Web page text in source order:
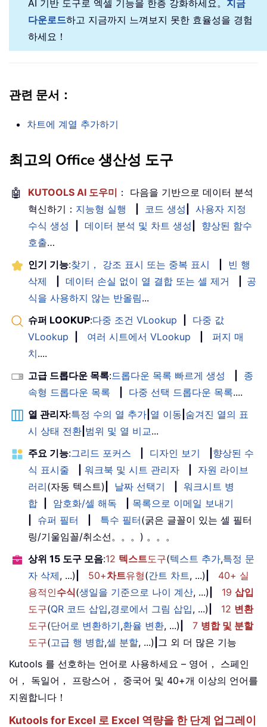
AI 기반 도구로 엑셀 기능을 한층 강화하세요。 지금
다운로드하고 지금까지 느껴보지 못한 효율성을 경험
하세요！
관련 문서：
차트에 계열 추가하기
최고의 Office 생산성 도구
🤖 KUTOOLS AI 도우미 ： 다음을 기반으로 데이터 분석
혁신하기： 지능형 실행 코드 생성
사용자 지정
수식 생성
데이터 분석 및 차트 생성
향상된 함수
호출…
인기 기능:찾기， 강조 표시 또는 중복 표시
빈 행
삭제
데이터 손실 없이 열 결합 또는 셀 제거
공
식을 사용하지 않는 반올림...
슈퍼 LOOKUP:다중 조건 VLookup
다중 값
VLookup
여러 시트에서 VLookup
퍼지 매
치....
고급 드롭다운 목록:드롭다운 목록 빠르게 생성
종
속형 드롭다운 목록
다중 선택 드롭다운 목록....
열 관리자:특정 수의 열 추가 열 이동 숨겨진 열의 표
시 상태 전환 범위 및 열 비교...
주요 기능:그리드 포커스 디자인 보기
향상된 수
식 표시줄
워크북 및 시트 관리자
자원 라이브
러리(자동 텍스트) 날짜 선택기
워크시트 병
합
암호화/셀 해독
목록으로 이메일 보내기
슈퍼 필터 특수 필터(굵은 글꼴이 있는 셀 필터
링/기울임꼴/취소선。。。) 。。。
상위 15 도구 모음:12 텍스트도구(텍스트 추가,특정 문
자 삭제, ...) 50+차트유형(간트 차트, ...)
40+ 실
용적인수식(생일을 기준으로 나이 계산, ...) 19 삽입
도구(QR 코드 삽입,경로에서 그림 삽입, ...) 12 변환
도구(단어로 변환하기,환율 변환, ...) 7 병합 및 분할
도구(고급 행 병합,셀 분할, ...) 그 외 더 많은 기능
Kutools 를 선호하는 언어로 사용하세요 – 영어， 스페인
어， 독일어， 프랑스어， 중국어 및 40+개 이상의 언어를
지원합니다！
Kutools for Excel 로 Excel 역량을 한 단계 업그레이